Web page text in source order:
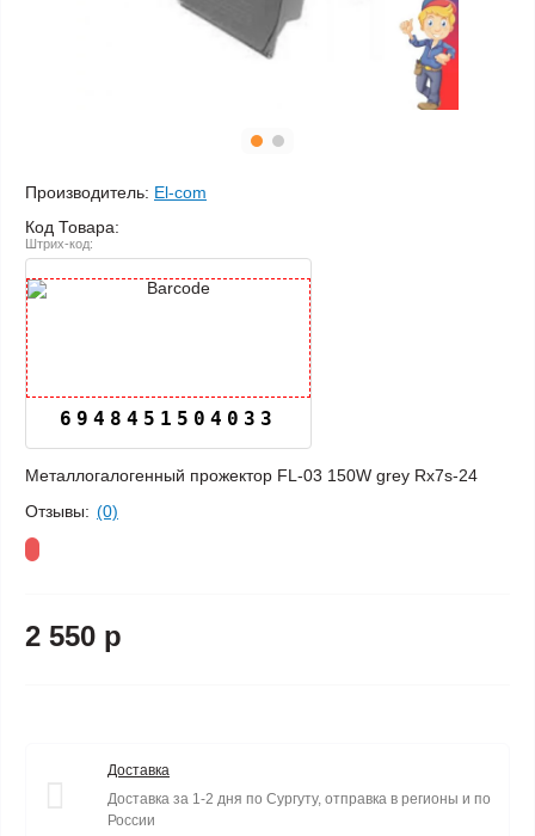
Производитель: El-com
Код Товара:
Штрих-код:
6948451504033
Металлогалогенный прожектор FL-03 150W grey Rx7s-24
Отзывы: (0)
2 550 р
Доставка
Доставка за 1-2 дня по Сургуту, отправка в регионы и по
России